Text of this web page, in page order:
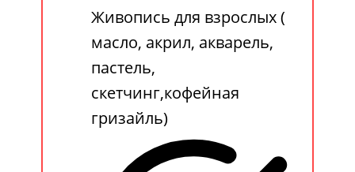
Живопись для взрослых (
масло, акрил, акварель,
пастель,
скетчинг,кофейная
гризайль)